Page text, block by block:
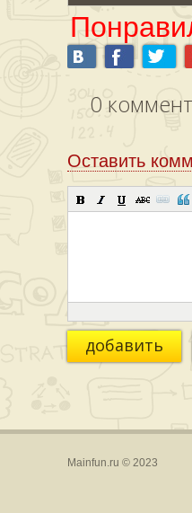
0
Оставить
добавить
Mainfun.ru © 2023